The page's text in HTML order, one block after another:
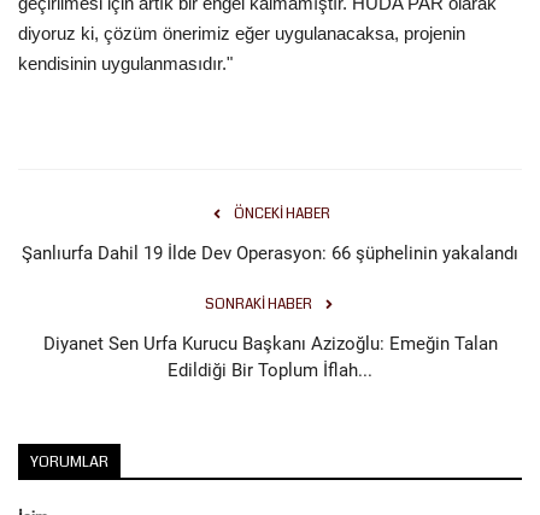
diyoruz ki, çözüm önerimiz eğer uygulanacaksa, projenin
kendisinin uygulanmasıdır."
ÖNCEKI HABER
Şanlıurfa Dahil 19 İlde Dev Operasyon: 66 şüphelinin yakalandı
SONRAKI HABER
Diyanet Sen Urfa Kurucu Başkanı Azizoğlu: Emeğin Talan
Edildiği Bir Toplum İflah...
YORUMLAR